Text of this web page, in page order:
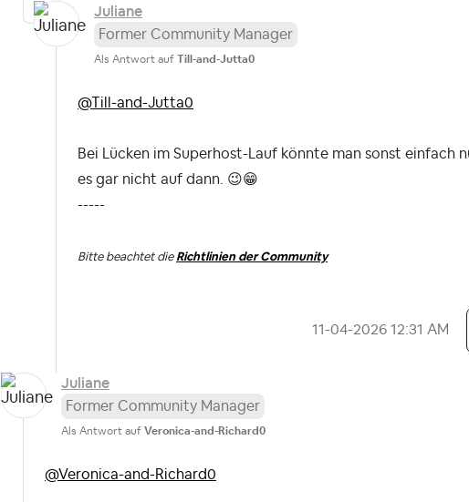
Juliane
Former Community Manager
Als Antwort auf Till-and-Jutta0
@Till-and-Jutta0
Bei Lücken im Superhost-Lauf könnte man sonst einfach
es gar nicht auf dann. 😉😁
-----
Bitte beachtet die Richtlinien der Community
‎11-04-2026 12:31 AM
Juliane
Former Community Manager
Als Antwort auf Veronica-and-Richard0
@Veronica-and-Richard0